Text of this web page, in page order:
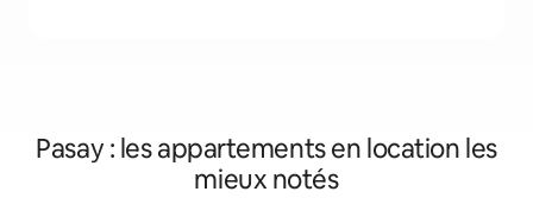
Pasay : les appartements en location les
mieux notés